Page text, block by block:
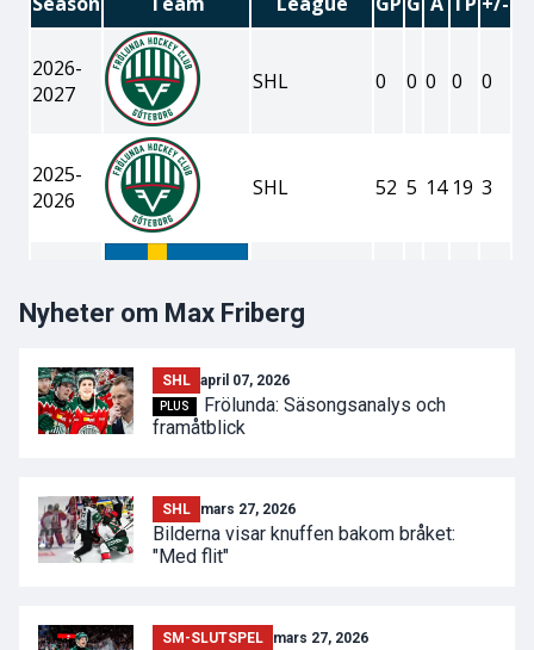
Nyheter om Max Friberg
SHL april 07, 2026
PLUS
Frölunda: Säsongsanalys och
framåtblick
SHL mars 27, 2026
Bilderna visar knuffen bakom bråket:
"Med flit"
SM-SLUTSPEL mars 27, 2026